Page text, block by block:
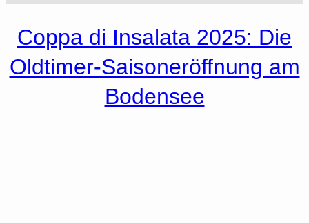
Coppa di Insalata 2025: Die
Oldtimer-Saisoneröffnung am
Bodensee